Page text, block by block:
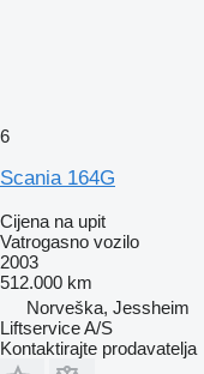
6
Scania 164G
Cijena na upit
Vatrogasno vozilo
2003
512.000 km
Norveška, Jessheim
Liftservice A/S
Kontaktirajte prodavatelja